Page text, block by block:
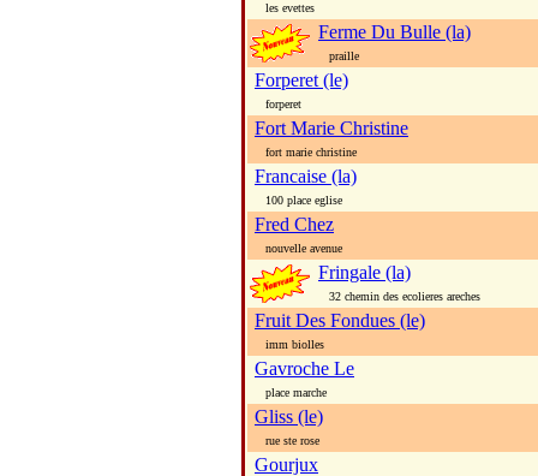
les evettes
Ferme Du Bulle (la)
praille
Forperet (le)
forperet
Fort Marie Christine
fort marie christine
Francaise (la)
100 place eglise
Fred Chez
nouvelle avenue
Fringale (la)
32 chemin des ecolieres areches
Fruit Des Fondues (le)
imm biolles
Gavroche Le
place marche
Gliss (le)
rue ste rose
Gourjux